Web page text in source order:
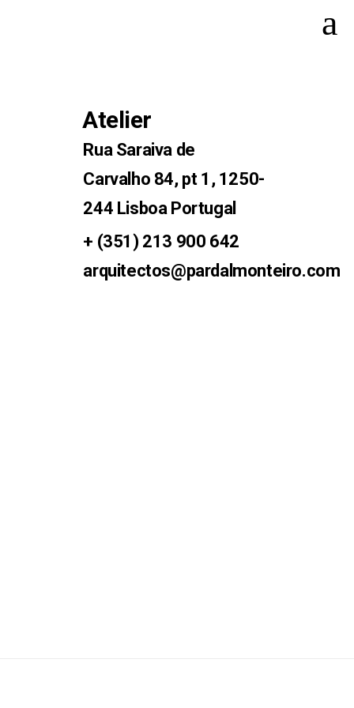
Atelier
Rua Saraiva de
Carvalho 84, pt 1, 1250-
244 Lisboa Portugal
+ (351) 213 900 642
arquitectos@pardalmonteiro.com